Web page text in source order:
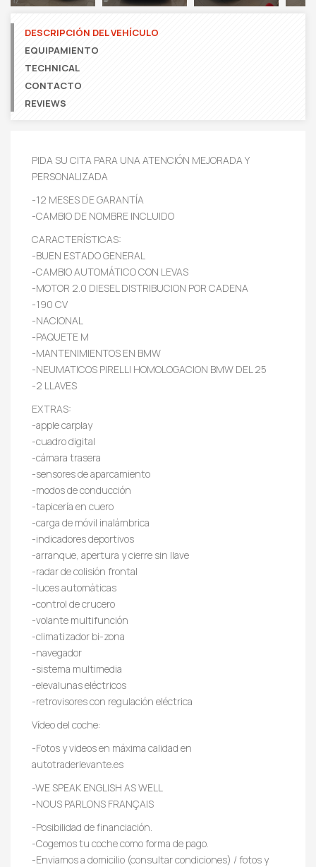
DESCRIPCIÓN DEL VEHÍCULO
EQUIPAMIENTO
TECHNICAL
CONTACTO
REVIEWS
PIDA SU CITA PARA UNA ATENCIÓN MEJORADA Y
PERSONALIZADA
-12 MESES DE GARANTÍA
-CAMBIO DE NOMBRE INCLUIDO
CARACTERÍSTICAS:
-BUEN ESTADO GENERAL
-CAMBIO AUTOMÁTICO CON LEVAS
-MOTOR 2.0 DIESEL DISTRIBUCION POR CADENA
-190 CV
-NACIONAL
-PAQUETE M
-MANTENIMIENTOS EN BMW
-NEUMATICOS PIRELLI HOMOLOGACION BMW DEL 25
-2 LLAVES
EXTRAS:
-apple carplay
-cuadro digital
-cámara trasera
-sensores de aparcamiento
-modos de conducción
-tapicería en cuero
-carga de móvil inalámbrica
-indicadores deportivos
-arranque, apertura y cierre sin llave
-radar de colisión frontal
-luces automáticas
-control de crucero
-volante multifunción
-climatizador bi-zona
-navegador
-sistema multimedia
-elevalunas eléctricos
-retrovisores con regulación eléctrica
Vídeo del coche:
-Fotos y videos en máxima calidad en
autotraderlevante.es
-WE SPEAK ENGLISH AS WELL
-NOUS PARLONS FRANÇAIS
-Posibilidad de financiación.
-Cogemos tu coche como forma de pago.
-Enviamos a domicilio (consultar condiciones) / fotos y